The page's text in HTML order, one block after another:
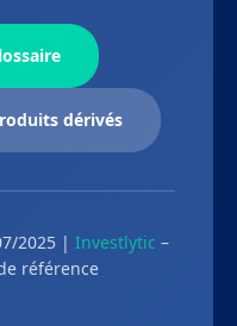
dérivés
2025 | Investlytic –
référence